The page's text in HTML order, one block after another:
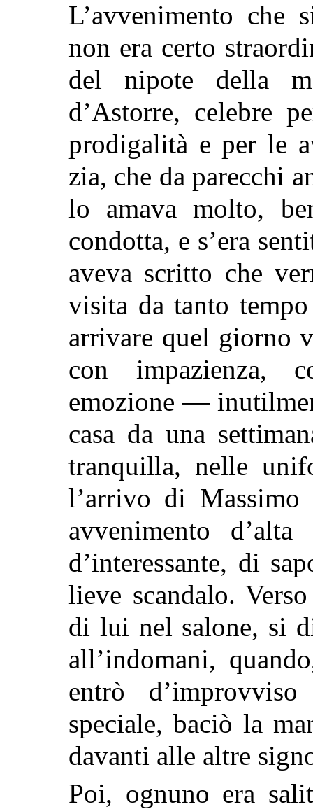
L’avvenimento che
non era certo
del nipote della
d’Astorre, celebre
prodigalità e per le
zia, che da parecchi
lo amava molto,
condotta, e s’era
aveva scritto che
visita da tanto
arrivare quel giorno
con impazienza,
emozione —
casa da una
tranquilla, nelle
l’arrivo di
avvenimento
d’interessante, di
lieve scandalo.
di lui nel salone, si
all’indomani,
entrò
speciale, baciò la
davanti alle altre
Poi, ognuno era